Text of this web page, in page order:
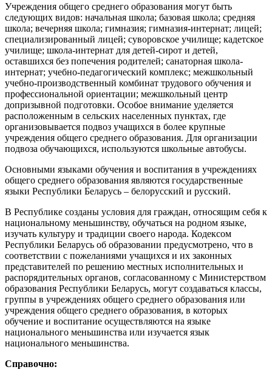
Учреждения общего среднего образования могут быть
следующих видов: начальная школа; базовая школа; средняя
школа; вечерняя школа; гимназия; гимназия-интернат; лицей;
специализированный лицей; суворовское училище; кадетское
училище; школа-интернат для детей-сирот и детей,
оставшихся без попечения родителей; санаторная школа-
интернат; учебно-педагогический комплекс; межшкольный
учебно-производственный комбинат трудового обучения и
профессиональной ориентации; межшкольный центр
допризывной подготовки. Особое внимание уделяется
расположенным в сельских населенных пунктах, где
организовывается подвоз учащихся в более крупные
учреждения общего среднего образования. Для организации
подвоза обучающихся, используются школьные автобусы.
Основными языками обучения и воспитания в учреждениях
общего среднего образования являются государственные
языки Республики Беларусь – белорусский и русский.
В Республике созданы условия для граждан, относящим себя к
национальному меньшинству, обучаться на родном языке,
изучать культуру и традиции своего народа. Кодексом
Республики Беларусь об образовании предусмотрено, что в
соответствии с пожеланиями учащихся и их законных
представителей по решению местных исполнительных и
распорядительных органов, согласованному с Министерством
образования Республики Беларусь, могут создаваться классы,
группы в учреждениях общего среднего образования или
учреждения общего среднего образования, в которых
обучение и воспитание осуществляются на языке
национального меньшинства или изучается язык
национального меньшинства.
Справочно: